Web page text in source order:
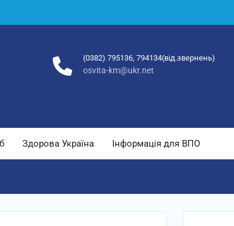
(0382) 795136, 794134(від.звернень)
osvita-km@ukr.net
Здорова Україна Інформація для ВПО